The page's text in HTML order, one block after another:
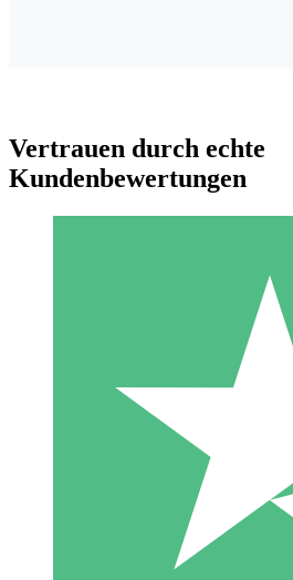
Individuelle
Zahlen Sie nach Bedarf mit
monatliche Verpflichtung
10 00
Vertrauen durch echte
Kundenbewertungen